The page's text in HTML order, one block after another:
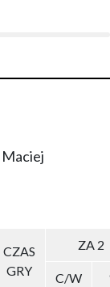
CZAS
GRY
ZA 2
C/W
CZAS
GRY
ZA 2
C/W